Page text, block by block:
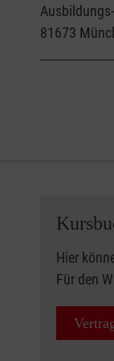
81673
Hier
Für den